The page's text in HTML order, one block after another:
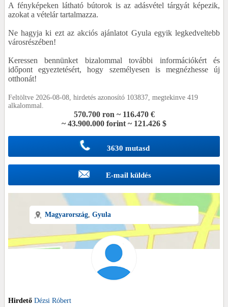
A fényképeken látható bútorok is az adásvétel tárgyát képezik,
azokat a vételár tartalmazza.
Ne hagyja ki ezt az akciós ajánlatot Gyula egyik legkedveltebb
városrészében!
Keressen bennünket bizalommal további információkért és
időpont egyeztetésért, hogy személyesen is megnézhesse új
otthonát!
Feltöltve 2026-08-08, hirdetés azonosító 103837, megtekinve 419
alkalommal.
570.700 ron ~ 116.470 €
~ 43.900.000 forint ~ 121.426 $
3630 mutasd
E-mail küldés
Magyarország, Gyula
Hirdető Dézsi Róbert